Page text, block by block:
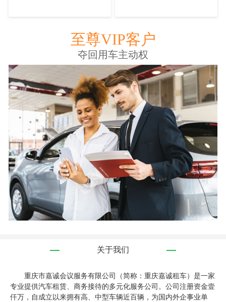
至尊VIP客户
夺回用车主动权
关于我们
重庆市嘉诚会议服务有限公司（简称：重庆嘉诚租车）是一家
专业提供汽车租赁、商务接待的多元化服务公司。公司注册资金壹
仟万，自成立以来拥有高、中型车辆近百辆，为国内外企事业单